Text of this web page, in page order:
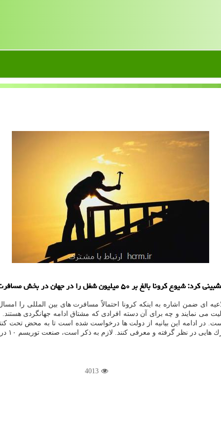
ای ضمن اشاره به اینكه كرونا احتمالاً مسافرت های بین المللی را
در ادامه این بیانیه از دولت ها درخواست شده است تا به محض تحت
لازم به ذكر است، صنعت توریسم ۱۰ درصد از تولید ناخالص و مشاغل جهان را تشكیل می دهد.
4013